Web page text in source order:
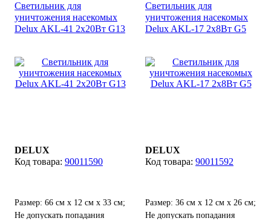
Светильник для
уничтожения насекомых
Delux AKL-41 2х20Вт G13
DELUX
90011590
Размер: 66 см х 12 см х 33 см;
Не допускать попадания
Светильник для
уничтожения насекомых
Delux AKL-17 2х8Вт G5
DELUX
90011592
Размер: 36 см х 12 см х 26 см;
Не допускать попадания